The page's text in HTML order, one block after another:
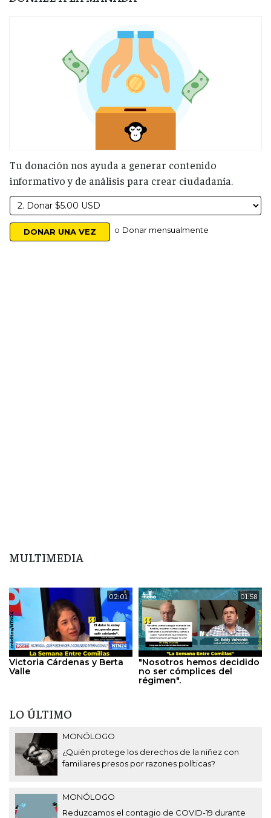
Tu donación nos ayuda a generar contenido
informativo y de análisis para crear ciudadanía.
o Donar mensualmente
MULTIMEDIA
02:01
Victoria Cárdenas y Berta
Valle
01:58
"Nosotros hemos decidido
no ser cómplices del
régimen".
LO ÚLTIMO
MONÓLOGO
¿Quién protege los derechos de la niñez con
familiares presos por razones políticas?
MONÓLOGO
Reduzcamos el contagio de COVID-19 durante